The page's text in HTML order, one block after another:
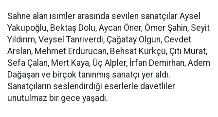
Sahne alan isimler arasında sevilen sanatçılar Aysel
Yakupoğlu, Bektaş Dolu, Aycan Öner, Ömer Şahin, Seyit
Yıldırım, Veysel Tanrıverdi, Çağatay Olgun, Cevdet
Arslan, Mehmet Erdurucan, Behsat Kürkçü, Çıtı Murat,
Sefa Çalan, Mert Kaya, Üç Alpler, İrfan Demirhan, Adem
Dağaşan ve birçok tanınmış sanatçı yer aldı.
Sanatçıların seslendirdiği eserlerle davetliler
unutulmaz bir gece yaşadı.